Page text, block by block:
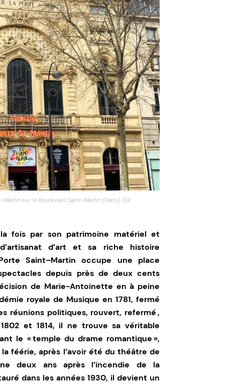
sur le boulevard Saint-Martin (Paris). D.R.
fois par son patrimoine matériel et
d’art et sa riche histoire
Saint–Martin occupe une place
depuis près de deux cents
de Marie-Antoinette en à peine
royale de Musique en 1781, fermé
réunions politiques, rouvert, refermé ,
et 1814, il ne trouve sa véritable
le « temple du drame romantique »,
féérie, après l’avoir été du théâtre de
deux ans après l’incendie de la
dans les années 1930, il devient un